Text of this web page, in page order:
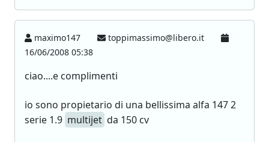
maximo147
toppimassimo@libero.it
16/06/2008 05:38
ciao....e complimenti
io sono propietario di una bellissima alfa 147 2
serie 1.9 multijet da 150 cv